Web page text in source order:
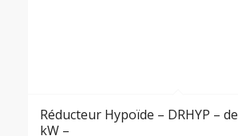
Réducteur Hypoïde – DRHYP –
kW –